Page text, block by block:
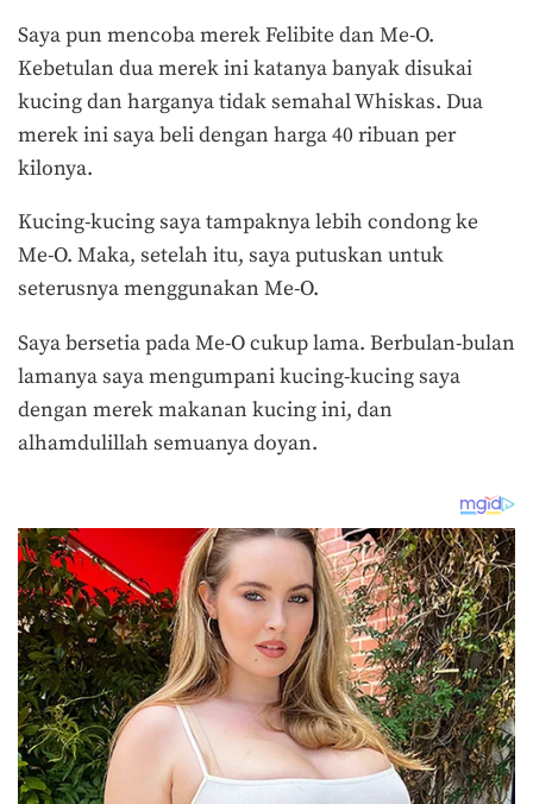
Saya pun mencoba merek Felibite dan Me-O.
Kebetulan dua merek ini katanya banyak disukai
kucing dan harganya tidak semahal Whiskas. Dua
merek ini saya beli dengan harga 40 ribuan per
kilonya.
Kucing-kucing saya tampaknya lebih condong ke
Me-O. Maka, setelah itu, saya putuskan untuk
seterusnya menggunakan Me-O.
Saya bersetia pada Me-O cukup lama. Berbulan-bulan
lamanya saya mengumpani kucing-kucing saya
dengan merek makanan kucing ini, dan
alhamdulillah semuanya doyan.